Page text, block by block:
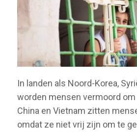
In landen als Noord-Korea,
worden mensen vermoord
China en Vietnam zitten
omdat ze niet vrij zijn om te